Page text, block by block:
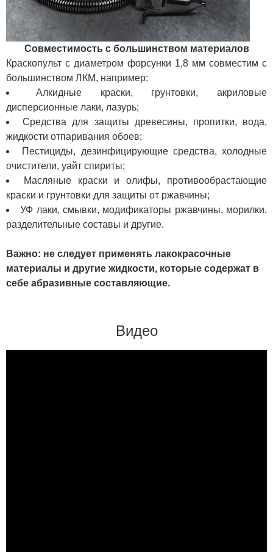
Совместимость с большинством материалов
Краскопульт с диаметром форсунки 1,8 мм совместим с
большинством ЛКМ, например:
Алкидные краски, грунтовки, акриловые
дисперсионные лаки, лазурь;
Средства для защиты древесины, пропитки, вода,
жидкости отпаривания обоев;
Пестициды, дезинфицирующие средства, холодные
очистители, уайт спириты;
Масляные краски и олифы, противообрастающие
краски и грунтовки для защиты от ржавчины;
УФ лаки, смывки, модификаторы ржавчины, морилки,
разделительные составы и другие.
Важно: не следует применять лакокрасочные
материалы и другие жидкости, которые содержат в
себе абразивные составляющие.
Видео